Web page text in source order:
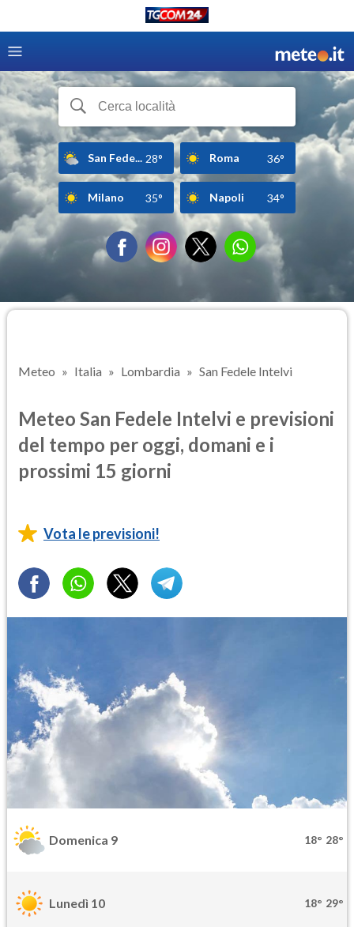
San Fede... 28° Roma 36°
Milano 35° Napoli 34°
Meteo Italia Lombardia San Fedele Intelvi
Meteo San Fedele Intelvi e previsioni
del tempo per oggi, domani e i
prossimi 15 giorni
Vota le previsioni!
Domenica 9 18° 28°
Lunedì 10 18° 29°